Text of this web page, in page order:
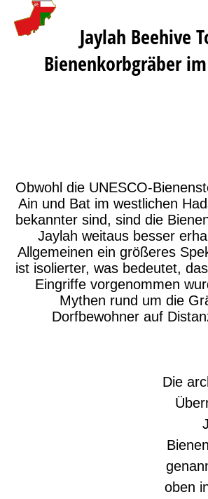
Jaylah Beehive
Bienenkorbgräber
Obwohl die UNESCO-
Ain und Bat im westlichen
bekannter sind, sind die
Jaylah weitaus besser
Allgemeinen ein größeres
ist isolierter, was bedeutet,
Eingriffe vorgenommen
Mythen rund um die
Dorfbewohner auf
Die
oben